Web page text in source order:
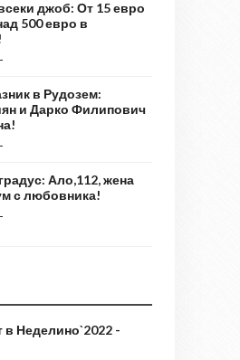
джоб: От 15 евро
500 евро в
-
в Рудозем:
и Дарко Филипович
-
Ало,112, жена
с любовника!
-
Неделино`2022 -